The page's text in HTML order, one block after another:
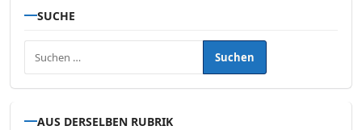
SUCHE
AUS DERSELBEN RUBRIK